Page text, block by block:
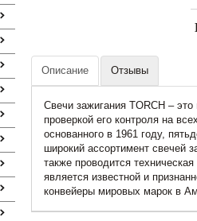
Описание Отзывы
Свечи зажигания TORCH – это
проверкой его контроля на
основанного в 1961 году,
широкий ассортимент свечей
также проводится
является известной и
конвейеры мировых марок в